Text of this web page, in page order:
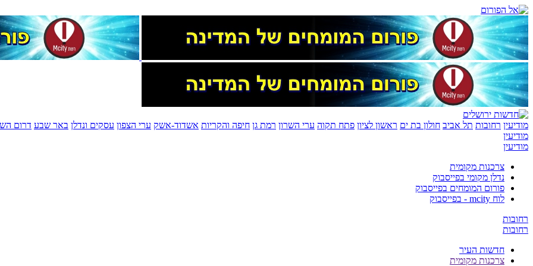
מודיעין רחובות תל אביב חולון בת ים ראשון לציון פתח תקוה ערי השרון רמת גן חיפה והקריות אשדוד-אשק ערי הצפון עסקים ונדלן באר שבע דרום
מודיעין
מודיעין
צרכנות מקומית
נדלן מקומי בפייסבוק
פורום המומחים בפייסבוק
לוח mcity - בפייסבוק
רחובות
רחובות
חדשות העיר
צרכנות מקומית